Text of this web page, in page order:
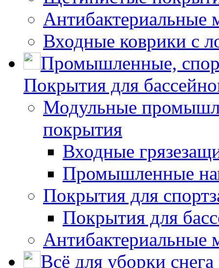
Антибактериальные
Входные коврики с
Промышленные,
Покрытия для
Модульные
покрытия
Входные
Промышленные
Покрытия для
Покрытия для
Антибактериальные
Всё для уборки